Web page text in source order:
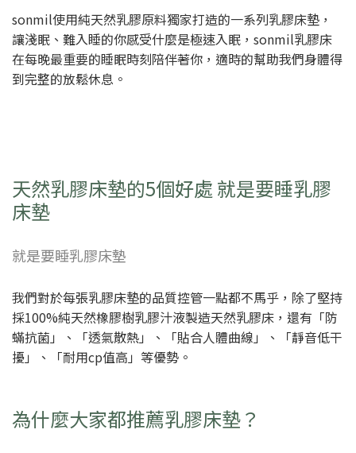
sonmil使用純天然乳膠原料獨家打造的一系列乳膠床墊，
讓淺眠、難入睡的你感受什麼是極速入眠，sonmil乳膠床
在每晚最重要的睡眠時刻陪伴著你，適時的幫助我們身體得
到完整的放鬆休息。
天然乳膠床墊的5個好處 就是要睡乳膠
床墊
就是要睡乳膠床墊
我們對於每張乳膠床墊的品質控管一點都不馬乎，除了堅持
採100%純天然橡膠樹乳膠汁液製造天然乳膠床，還有「防
蟎抗菌」、「透氣散熱」、「貼合人體曲線」、「靜音低干
擾」、「耐用cp值高」等優勢。
為什麼大家都推薦乳膠床墊？